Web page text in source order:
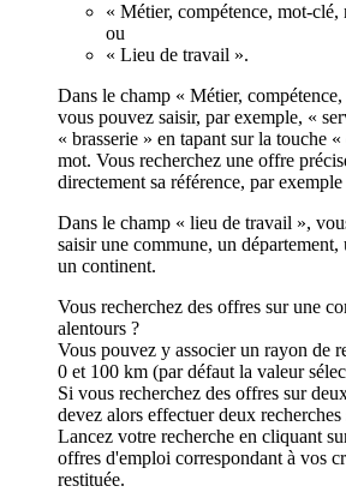
« Métier, compétence, mot-clé,
ou
« Lieu de travail ».
Dans le champ « Métier,
vous pouvez saisir, par exemple, «
« brasserie » en tapant sur la touche
mot. Vous recherchez une offre
directement sa référence, par
Dans le champ « lieu de travail »,
saisir une commune, un
un continent.
Vous recherchez des offres sur une
alentours ?
Vous pouvez y associer un rayon de
0 et 100 km (par défaut la valeur
Si vous recherchez des offres sur
devez alors effectuer deux recherches
Lancez votre recherche en cliquant
offres d'emploi correspondant à vos
restituée.